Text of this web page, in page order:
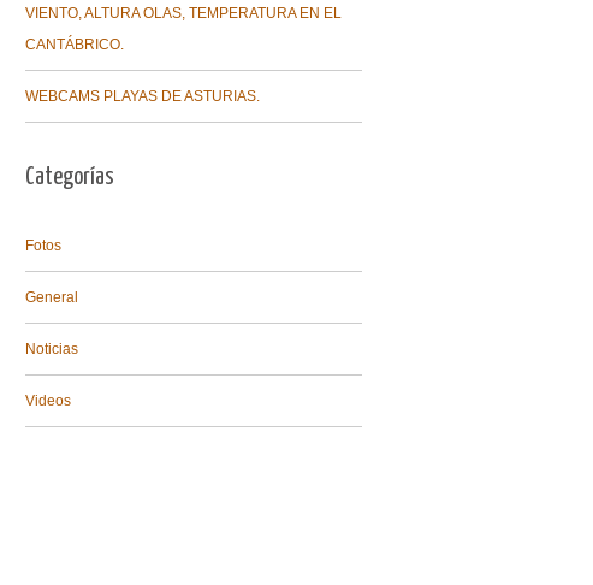
VIENTO, ALTURA OLAS, TEMPERATURA EN EL
CANTÁBRICO.
WEBCAMS PLAYAS DE ASTURIAS.
Categorías
Fotos
General
Noticias
Videos